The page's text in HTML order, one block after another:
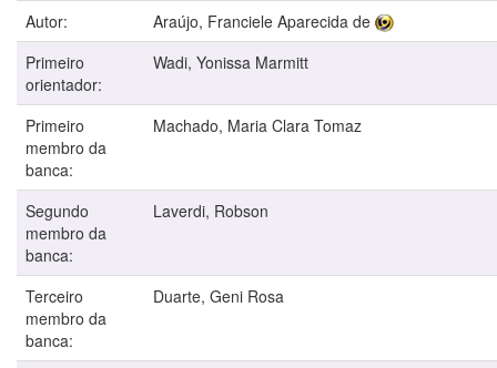
Autor:
Araújo, Franciele Aparecida de
Primeiro
orientador:
Wadi, Yonissa Marmitt
Primeiro
membro da
banca:
Machado, Maria Clara Tomaz
Segundo
membro da
banca:
Laverdi, Robson
Terceiro
membro da
banca:
Duarte, Geni Rosa